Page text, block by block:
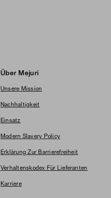
Über Mejuri
Unsere Mission
Nachhaltigkeit
Einsatz
Modern Slavery Policy
Erklärung Zur Barrierefreiheit
Verhaltenskodex Für Lieferanten
Karriere